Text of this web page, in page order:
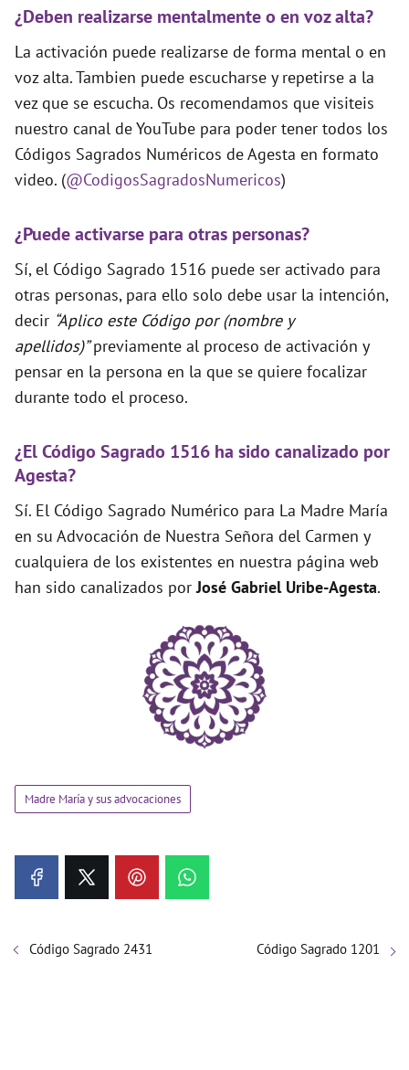
¿Deben realizarse mentalmente o en voz alta?
La activación puede realizarse de forma mental o en
voz alta. Tambien puede escucharse y repetirse a la
vez que se escucha. Os recomendamos que visiteis
nuestro canal de YouTube para poder tener todos los
Códigos Sagrados Numéricos de Agesta en formato
video. (@CodigosSagradosNumericos)
¿Puede activarse para otras personas?
Sí, el Código Sagrado 1516 puede ser activado para
otras personas, para ello solo debe usar la intención,
decir “Aplico este Código por (nombre y
apellidos)”previamente al proceso de activación y
pensar en la persona en la que se quiere focalizar
durante todo el proceso.
¿El Código Sagrado 1516 ha sido canalizado por
Agesta?
Sí. El Código Sagrado Numérico para La Madre María
en su Advocación de Nuestra Señora del Carmen y
cualquiera de los existentes en nuestra página web
han sido canalizados porJosé Gabriel Uribe-Agesta.
Madre María y sus advocaciones
Código Sagrado 2431 Código Sagrado 1201